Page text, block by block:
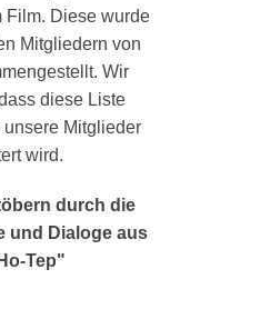
Film. Diese wurde
Mitgliedern von
Wir
diese Liste
Mitglieder
wird.
durch die
und Dialoge aus
Tep"